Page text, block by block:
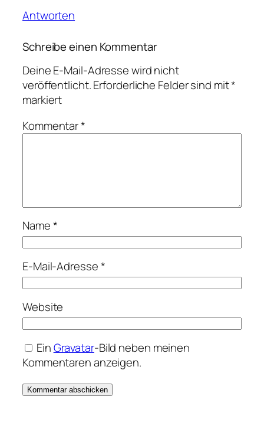
Antworten
Schreibe einen Kommentar
Deine E-Mail-Adresse wird nicht
veröffentlicht.Erforderliche Felder sind mit*
markiert
Kommentar*
Name*
E-Mail-Adresse*
Website
EinGravatar-Bild neben meinen
Kommentaren anzeigen.